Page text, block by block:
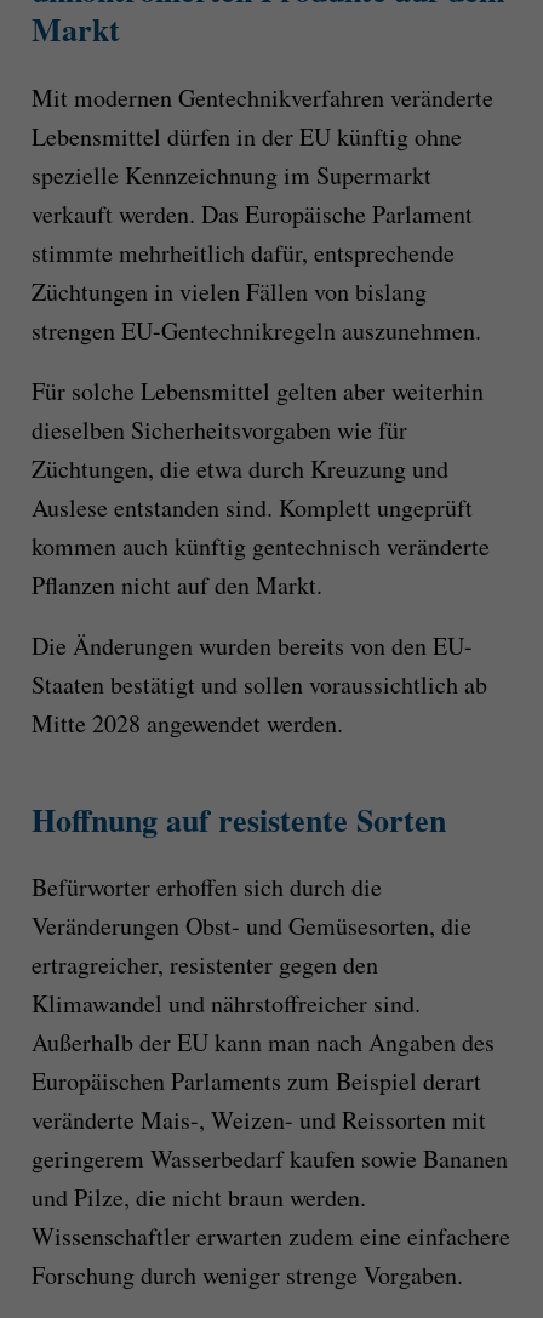
Markt
Mit modernen Gentechnikverfahren veränderte
Lebensmittel dürfen in der EU künftig ohne
spezielle Kennzeichnung im Supermarkt
verkauft werden. Das Europäische Parlament
stimmte mehrheitlich dafür, entsprechende
Züchtungen in vielen Fällen von bislang
strengen EU-Gentechnikregeln auszunehmen.
Für solche Lebensmittel gelten aber weiterhin
dieselben Sicherheitsvorgaben wie für
Züchtungen, die etwa durch Kreuzung und
Auslese entstanden sind. Komplett ungeprüft
kommen auch künftig gentechnisch veränderte
Pflanzen nicht auf den Markt.
Die Änderungen wurden bereits von den EU-
Staaten bestätigt und sollen voraussichtlich ab
Mitte 2028 angewendet werden.
Hoffnung auf resistente Sorten
Befürworter erhoffen sich durch die
Veränderungen Obst- und Gemüsesorten, die
ertragreicher, resistenter gegen den
Klimawandel und nährstoffreicher sind.
Außerhalb der EU kann man nach Angaben des
Europäischen Parlaments zum Beispiel derart
veränderte Mais-, Weizen- und Reissorten mit
geringerem Wasserbedarf kaufen sowie Bananen
und Pilze, die nicht braun werden.
Wissenschaftler erwarten zudem eine einfachere
Forschung durch weniger strenge Vorgaben.